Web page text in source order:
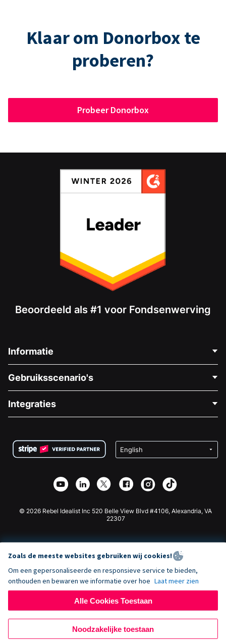
Klaar om Donorbox te
proberen?
Probeer Donorbox
Beoordeeld als #1 voor Fondsenwerving
Informatie
Over Ons
Vacatures
Privacy
Affiliate Partnerschap
Gebruiksscenario's
Medische Fondsenwerving
Goede Doelen Fondsenwerving
Integraties
Wix Donatie Plugin
Webflow Donatie App
Joomla Donatie
© 2026 Rebel Idealist Inc 520 Belle View Blvd #4106, Alexandria, VA
22307
Zoals de meeste websites gebruiken wij cookies!
Om een gepersonaliseerde en responsieve service te bieden,
onthouden en bewaren we informatie over hoe Laat meer zien
Alle Cookies Toestaan
Noodzakelijke toestaan